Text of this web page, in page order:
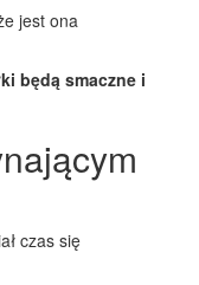
jest ona
będą smaczne i
czas się